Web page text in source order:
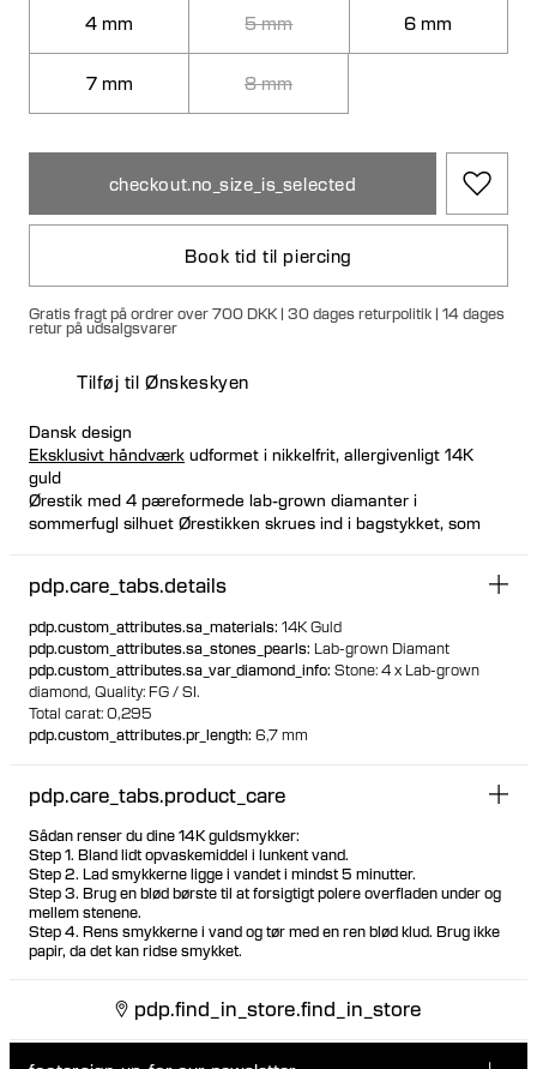
4 mm 5 mm 6 mm
7 mm 8 mm
checkout.no_size_is_selected
Book tid til piercing
Gratis fragt på ordrer over 700 DKK | 30 dages returpolitik | 14 dages
retur på udsalgsvarer
Tilføj til Ønskeskyen
Dansk design
Eksklusivt håndværk udformet i nikkelfrit, allergivenligt 14K
guld
Ørestik med 4 pæreformede lab-grown diamanter i
sommerfugl silhuet Ørestikken skrues ind i bagstykket, som
Besøg et af vores piercingstudier for at blive piercet med
Velegnet til de fleste placeringer
100% genanvendt guld
pdp.care_tabs.details
pdp.custom_attributes.sa_materials: 14K Guld
pdp.custom_attributes.sa_stones_pearls: Lab-grown Diamant
pdp.custom_attributes.sa_var_diamond_info: Stone: 4 x Lab-grown
diamond, Quality: FG / SI.
Total carat: 0,295
pdp.custom_attributes.pr_length: 6,7 mm
pdp.care_tabs.product_care
Sådan renser du dine 14K guldsmykker:
Step 1. Bland lidt opvaskemiddel i lunkent vand.
Step 2. Lad smykkerne ligge i vandet i mindst 5 minutter.
Step 3. Brug en blød børste til at forsigtigt polere overfladen under og
mellem stenene.
Step 4. Rens smykkerne i vand og tør med en ren blød klud. Brug ikke
papir, da det kan ridse smykket.
pdp.find_in_store.find_in_store